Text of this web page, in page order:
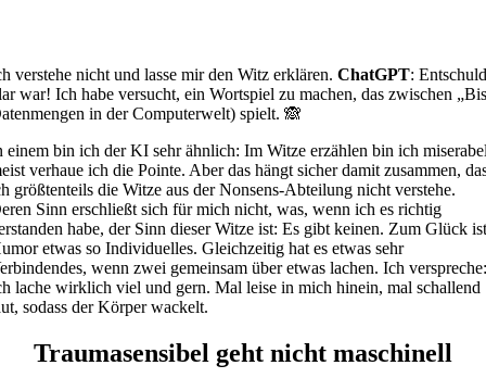
verstehe nicht und lasse mir den Witz erklären.ChatGPT:
war! Ich habe versucht, ein Wortspiel zu machen, das zwischen
in der Computerwelt) spielt. 🙈
einem bin ich der KI sehr ähnlich: Im Witze erzählen bin ich
verhaue ich die Pointe. Aber das hängt sicher damit zusammen,
größtenteils die Witze aus der Nonsens-Abteilung nicht verstehe.
Sinn erschließt sich für mich nicht, was, wenn ich es richtig
habe, der Sinn dieser Witze ist: Es gibt keinen. Zum Glück
etwas so Individuelles. Gleichzeitig hat es etwas sehr
wenn zwei gemeinsam über etwas lachen. Ich
lache wirklich viel und gern. Mal leise in mich hinein, mal schallend
sodass der Körper wackelt.
Traumasensibel geht nicht maschinell